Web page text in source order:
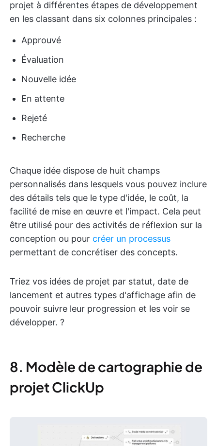
projet à différentes étapes de développement
en les classant dans six colonnes principales :
Approuvé
Évaluation
Nouvelle idée
En attente
Rejeté
Recherche
Chaque idée dispose de huit champs
personnalisés dans lesquels vous pouvez inclure
des détails tels que le type d'idée, le coût, la
facilité de mise en œuvre et l'impact. Cela peut
être utilisé pour des activités de réflexion sur la
conception ou pour créer un processus
permettant de concrétiser des concepts.
Triez vos idées de projet par statut, date de
lancement et autres types d'affichage afin de
pouvoir suivre leur progression et les voir se
développer. ?
8. Modèle de cartographie de
projet ClickUp